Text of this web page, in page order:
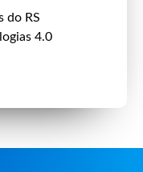
do RS
4.0